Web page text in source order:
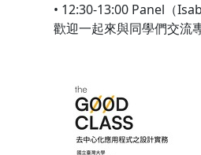
• 12:30-13:00 Panel（
歡迎一起來與同學們交流